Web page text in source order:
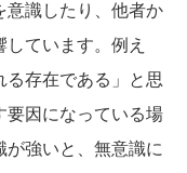
意識したり、他者か
ています。例え
る存在である」と思
要因になっている場
強いと、無意識に